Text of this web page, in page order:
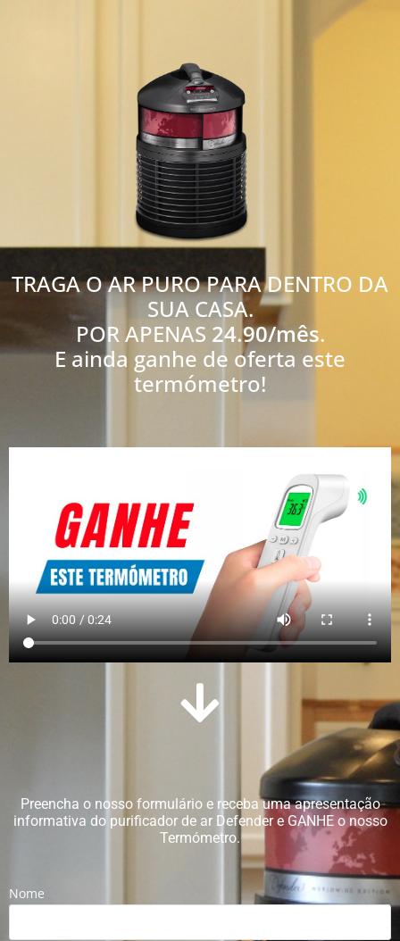
TRAGA O AR PURO PARA DENTRO DA
SUA CASA.
POR APENAS 24.90/mês.
E ainda ganhe de oferta este
termómetro!
Preencha o nosso formulário e receba uma apresentação
informativa do purificador de ar Defender e GANHE o nosso
Termómetro.
Nome